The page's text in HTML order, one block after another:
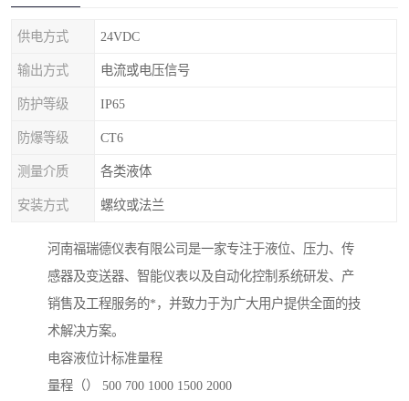
供电方式 24VDC
输出方式 电流或电压信号
防护等级 IP65
防爆等级 CT6
测量介质 各类液体
安装方式 螺纹或法兰
河南福瑞德仪表有限公司是一家专注于液位、压力、传
感器及变送器、智能仪表以及自动化控制系统研发、产
销售及工程服务的*，并致力于为广大用户提供全面的技
术解决方案。
电容液位计标准量程
量程（） 500 700 1000 1500 2000